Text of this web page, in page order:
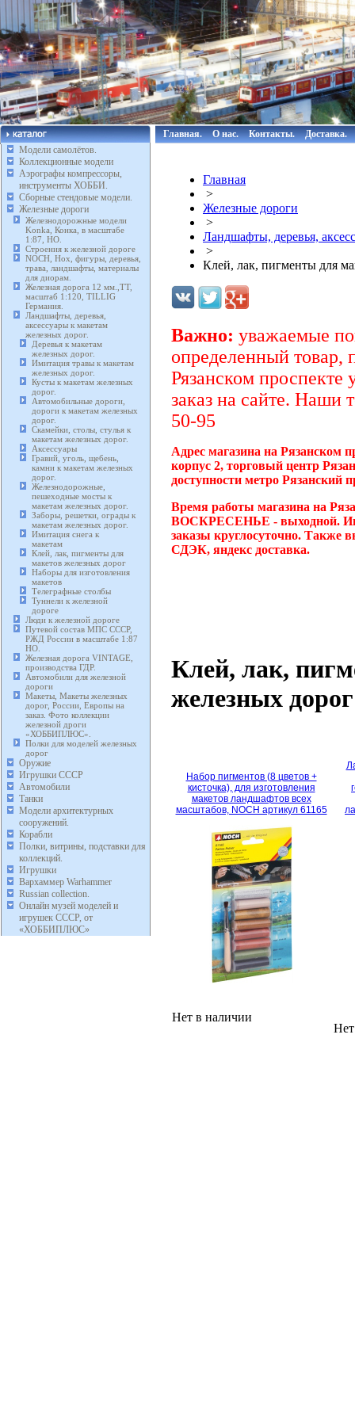
Модели самолётов.
Коллекционные модели
Аэрографы компрессоры,
инструменты ХОББИ.
Сборные стендовые модели.
Железные дороги
Железнодорожные модели
Konka, Конка, в масштабе
1:87, HO.
Строения к железной дороге
NOCH, Нох, фигуры, деревья,
трава, ландшафты, материалы
для диорам.
Железная дорога 12 мм.,TT,
масштаб 1:120, TILLIG
Германия.
Ландшафты, деревья,
аксессуары к макетам
железных дорог.
Деревья к макетам
железных дорог.
Имитация травы к макетам
железных дорог.
Кусты к макетам железных
дорог.
Автомобильные дороги,
дороги к макетам железных
дорог.
Скамейки, столы, стулья к
макетам железных дорог.
Аксессуары
Гравий, уголь, щебень,
камни к макетам железных
дорог.
Железнодорожные,
пешеходные мосты к
макетам железных дорог.
Заборы, решетки, ограды к
макетам железных дорог.
Имитация снега к
макетам
Клей, лак, пигменты для
макетов железных дорог
Наборы для изготовления
макетов
Телеграфные столбы
Туннели к железной
дороге
Люди к железной дороге
Путевой состав МПС СССР,
РЖД России в масштабе 1:87
HO.
Железная дорога VINTAGE,
производства ГДР.
Автомобили для железной
дороги
Макеты, Макеты железных
дорог, России, Европы на
заказ. Фото коллекции
железной дроги
«ХОББИПЛЮС».
Полки для моделей железных
дорог
Оружие
Игрушки СССР
Автомобили
Танки
Модели архитектурных
сооружений.
Корабли
Полки, витрины, подставки для
коллекций.
Игрушки
Вархаммер Warhammer
Russian collection.
Онлайн музей моделей и
игрушек СССР, от
«ХОББИПЛЮС»
Главная. О нас. Контакты. Доставка.
Главная
>
Железные дороги
>
Ландшафты, деревья,
>
Клей, лак, пигменты для
Важно: уважаемые
определенный товар,
Рязанском проспекте
заказ на сайте. Наши
50-95
Адрес магазина на Рязанском
корпус 2, торговый центр
доступности метро Рязанский
Время работы магазина на
ВОСКРЕСЕНЬЕ - выходной.
заказы круглосуточно. Также
СДЭК, яндекс доставка.
Клей, лак,
железных дорог
Набор пигментов (8 цветов +
кисточка), для изготовления
макетов ландшафтов всех
масштабов, NOCH артикул 61165
Нет в наличии